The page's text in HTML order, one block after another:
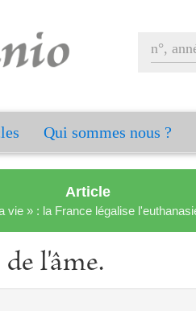
Qui sommes nous ?
Article
vie » : la France légalise
l'âme.